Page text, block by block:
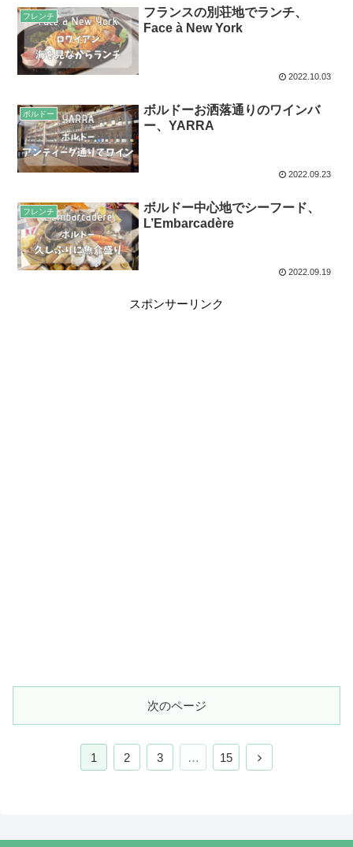
フレンチ
フランスの別荘地でランチ、
Face à New York
2022.10.03
ボルドー
ボルドーお洒落通りのワインバ
ー、YARRA
2022.09.23
フレンチ
ボルドー中心地でシーフード、
L’Embarcadère
2022.09.19
スポンサーリンク
次のページ
1 2 3 … 15
次